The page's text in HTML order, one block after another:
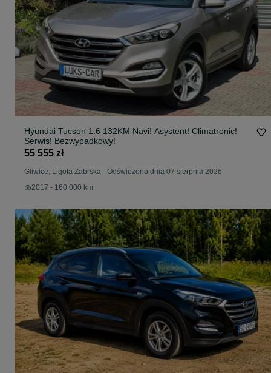
Hyundai Tucson 1.6 132KM Navi! Asystent! Climatronic!
Serwis! Bezwypadkowy!
55 555 zł
Gliwice, Ligota Zabrska - Odświeżono dnia 07 sierpnia 2026
2017 - 160 000 km